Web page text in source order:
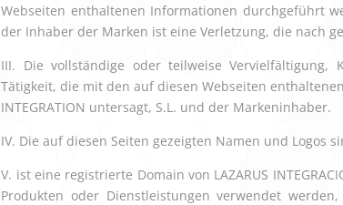
Webseiten enthaltenen Informationen durchgeführt
der Inhaber der Marken ist eine Verletzung, die nach
III. Die vollständige oder teilweise Vervielfältigung,
Tätigkeit, die mit den auf diesen Webseiten
INTEGRATION untersagt, S.L. und der Markeninhaber.
IV. Die auf diesen Seiten gezeigten Namen und Logos
V. ist eine registrierte Domain von LAZARUS
Produkten oder Dienstleistungen verwendet